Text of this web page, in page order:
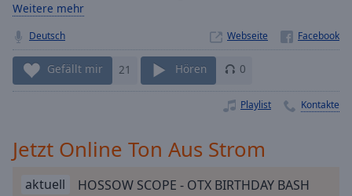
Playback
Rate
Chapters
Descriptions
descriptions
Weitere mehr
Deutsch Webseite
Gefällt mir 21 Hören 0
Playlist Kontakte
Jetzt Online Ton Aus Strom
aktuell HOSSOW SCOPE - OTX BIRTHDAY BASH